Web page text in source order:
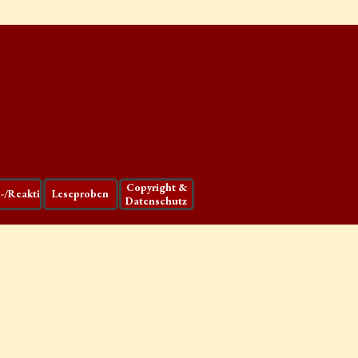
ReaktionenLeseproben
Copyright &
Datenschutz